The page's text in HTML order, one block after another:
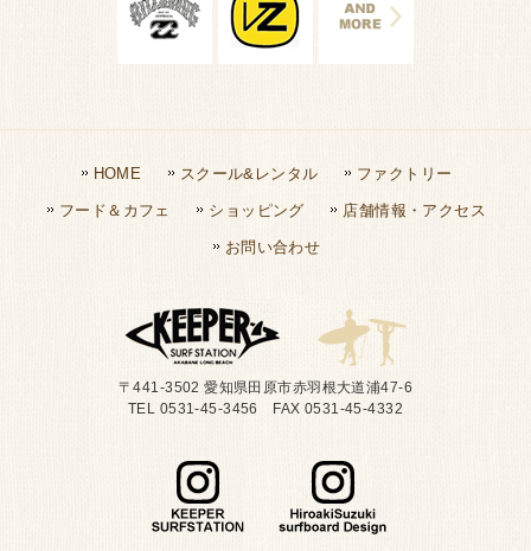
HOME スクール&レンタル ファクトリー
フード＆カフェ ショッピング 店舗情報・アクセス
お問い合わせ
〒441-3502 愛知県田原市赤羽根大道浦47-6
TEL 0531-45-3456 FAX 0531-45-4332